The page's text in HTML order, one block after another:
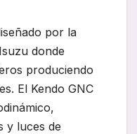
por la
donde
produciendo
El Kendo GNC
y luces de